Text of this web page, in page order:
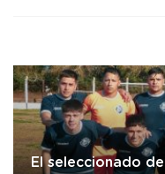
El seleccionado